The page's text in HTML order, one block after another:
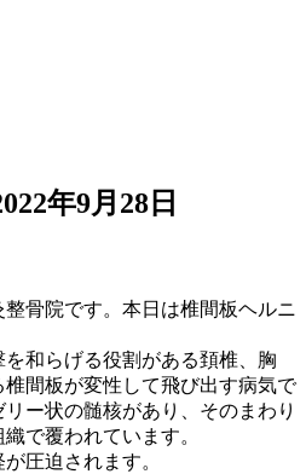
年9月28日
骨院です。本日は椎間板ヘルニ
和らげる役割がある頚椎、胸
間板が変性して飛び出す病気で
ー状の髄核があり、そのまわり
で覆われています。
圧迫されます。